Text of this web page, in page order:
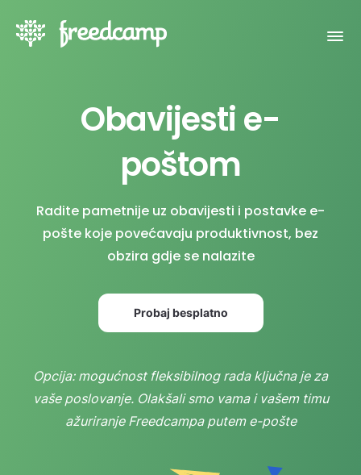
Obavijesti e-
poštom
Radite pametnije uz obavijesti i postavke e-
pošte koje povećavaju produktivnost, bez
obzira gdje se nalazite
Probaj besplatno
Opcija: mogućnost fleksibilnog rada ključna je za
vaše poslovanje. Olakšali smo vama i vašem timu
ažuriranje Freedcampa putem e-pošte